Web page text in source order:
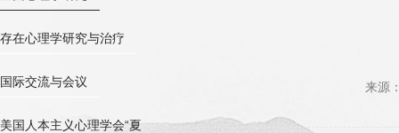
存在心理学研究与治疗
国际交流与会议
美国人本主义心理学会“夏
来源